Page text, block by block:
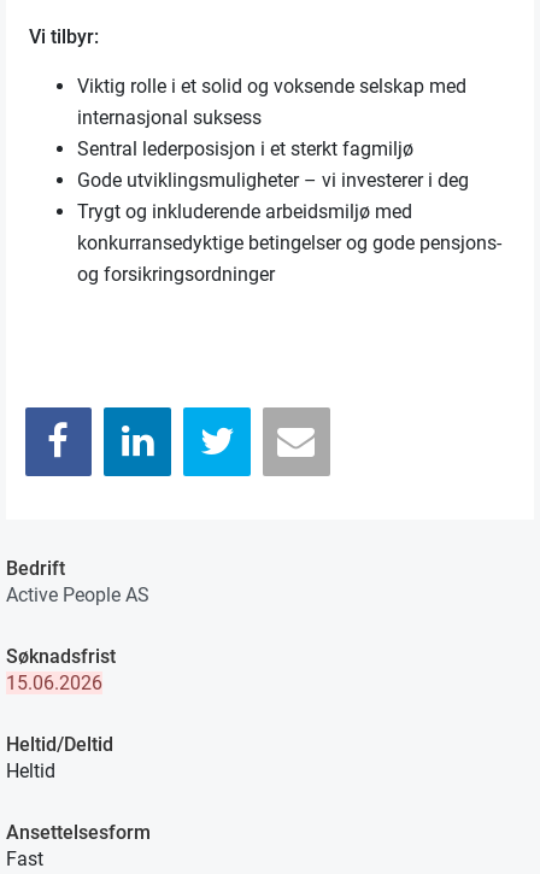
Vi tilbyr:
Viktig rolle i et solid og voksende selskap med
internasjonal suksess
Sentral lederposisjon i et sterkt fagmiljø
Gode utviklingsmuligheter – vi investerer i deg
Trygt og inkluderende arbeidsmiljø med
konkurransedyktige betingelser og gode pensjons-
og forsikringsordninger
Bedrift
Active People AS
Søknadsfrist
15.06.2026
Heltid/Deltid
Heltid
Ansettelsesform
Fast